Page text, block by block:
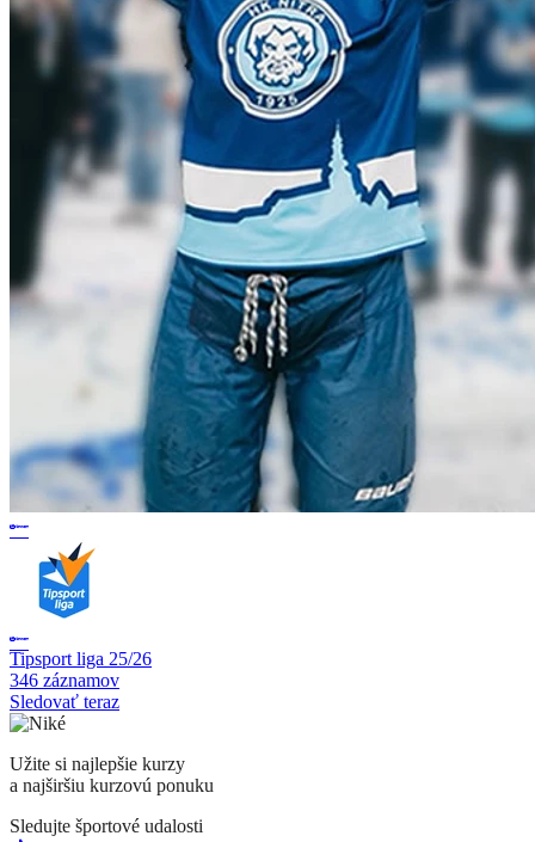
Tipsport liga 25/26
346 záznamov
Sledovať teraz
Užite si najlepšie kurzy
a najširšiu kurzovú ponuku
Sledujte športové udalosti